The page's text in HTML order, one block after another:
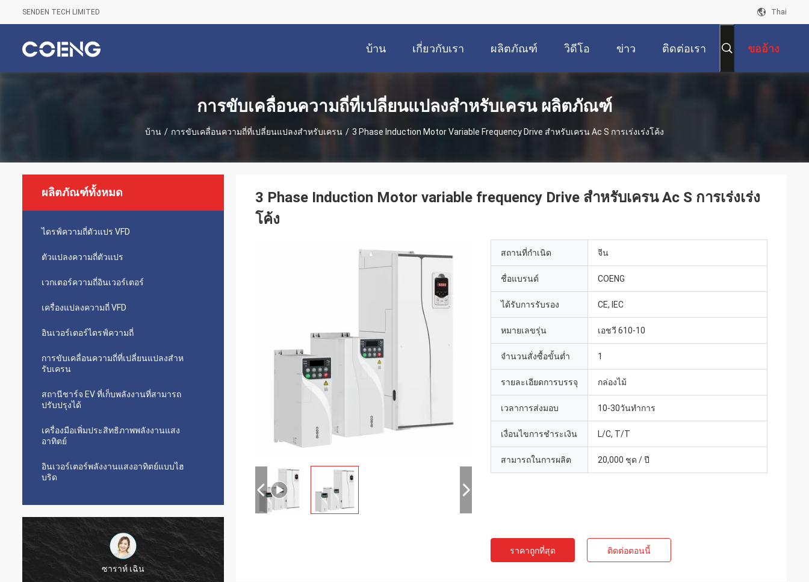
SENDEN TECH LIMITED Thai
บ้าน เกี่ยวกับเรา ผลิตภัณฑ์ วิดีโอ ข่าว ติดต่อเรา ขออ้าง
การขับเคลื่อนความถี่ที่เปลี่ยนแปลงสําหรับเครน ผลิตภัณฑ์
บ้าน / การขับเคลื่อนความถี่ที่เปลี่ยนแปลงสําหรับเครน / 3 Phase Induction Motor Variable Frequency Drive สําหรับเครน Ac S การเร่งเร่งโค้ง
ผลิตภัณฑ์ทั้งหมด
ไดรฟ์ความถี่ตัวแปร VFD
ตัวแปลงความถี่ตัวแปร
เวกเตอร์ความถี่อินเวอร์เตอร์
เครื่องแปลงความถี่ VFD
อินเวอร์เตอร์ไดรฟ์ความถี่
การขับเคลื่อนความถี่ที่เปลี่ยนแปลงสําห
รับเครน
สถานีชาร์จ EV ที่เก็บพลังงานที่สามารถ
ปรับปรุงได้
เครื่องมือเพิ่มประสิทธิภาพพลังงานแสง
อาทิตย์
อินเวอร์เตอร์พลังงานแสงอาทิตย์แบบไฮ
บริด
ซาราห์ เฉิน
3 Phase Induction Motor variable frequency Drive สําหรับเครน Ac S การเร่งเร่ง
โค้ง
สถานที่กำเนิด จีน
ชื่อแบรนด์ COENG
ได้รับการรับรอง CE, IEC
หมายเลขรุ่น เอชวี 610-10
จำนวนสั่งซื้อขั้นต่ำ 1
รายละเอียดการบรรจุ กล่องไม้
เวลาการส่งมอบ 10-30วันทำการ
เงื่อนไขการชำระเงิน L/C, T/T
สามารถในการผลิต 20,000 ชุด / ปี
ราคาถูกที่สุด ติดต่อตอนนี้